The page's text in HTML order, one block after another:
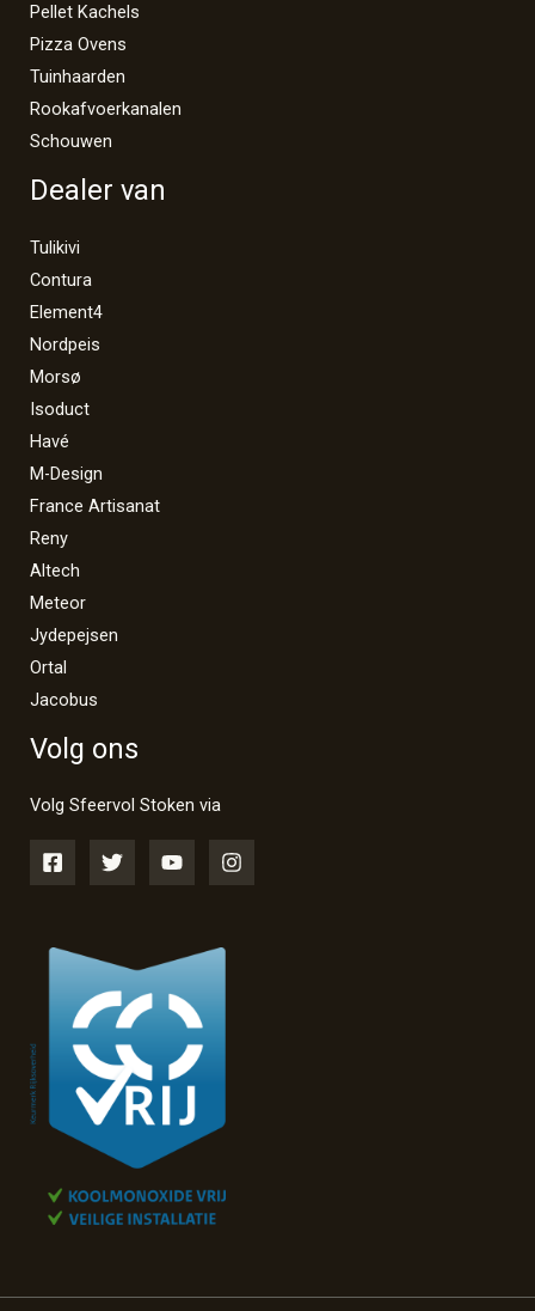
Pellet Kachels
Pizza Ovens
Tuinhaarden
Rookafvoerkanalen
Schouwen
Dealer van
Tulikivi
Contura
Element4
Nordpeis
Morsø
Isoduct
Havé
M-Design
France Artisanat
Reny
Altech
Meteor
Jydepejsen
Ortal
Jacobus
Volg ons
Volg Sfeervol Stoken via